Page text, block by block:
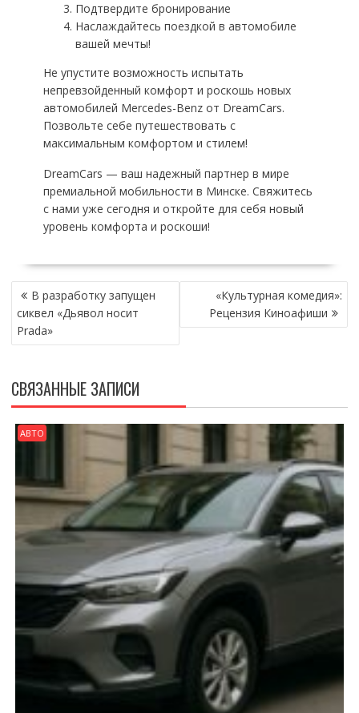
Подтвердите бронирование
Наслаждайтесь поездкой в автомобиле
вашей мечты!
Не упустите возможность испытать
непревзойденный комфорт и роскошь новых
автомобилей Mercedes-Benz от DreamCars.
Позвольте себе путешествовать с
максимальным комфортом и стилем!
DreamCars — ваш надежный партнер в мире
премиальной мобильности в Минске. Свяжитесь
с нами уже сегодня и откройте для себя новый
уровень комфорта и роскоши!
НАВИГАЦИЯ
ПО
ЗАПИСЯМ
В разработку запущен
сиквел «Дьявол носит
Prada»
«Культурная комедия»:
Рецензия Киноафиши
СВЯЗАННЫЕ ЗАПИСИ
АВТО